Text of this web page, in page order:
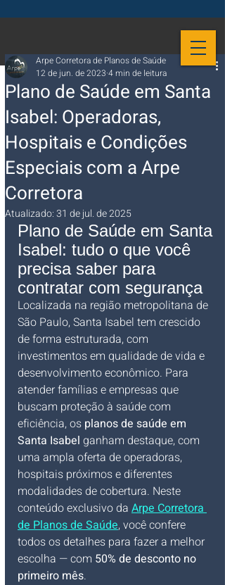
Plano de Saúde em Santa
Isabel: Operadoras,
Hospitais e Condições
Especiais com a Arpe
Corretora
Arpe Corretora de Planos de Saúde
12 de jun. de 2023 4 min de leitura
Atualizado:31 de jul. de 2025
Plano de Saúde em Santa
Isabel: tudo o que você
precisa saber para
contratar com segurança
Localizada na região metropolitana de
São Paulo, Santa Isabel tem crescido
de forma estruturada, com
investimentos em qualidade de vida e
desenvolvimento econômico. Para
atender famílias e empresas que
buscam proteção à saúde com
eficiência, os planos de saúde em
Santa Isabel ganham destaque, com
uma ampla oferta de operadoras,
hospitais próximos e diferentes
modalidades de cobertura. Neste
conteúdo exclusivo da Arpe Corretora
de Planos de Saúde, você confere
todos os detalhes para fazer a melhor
escolha — com 50% de desconto no
primeiro mês.